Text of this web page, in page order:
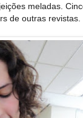
meladas.
de outras revistas.